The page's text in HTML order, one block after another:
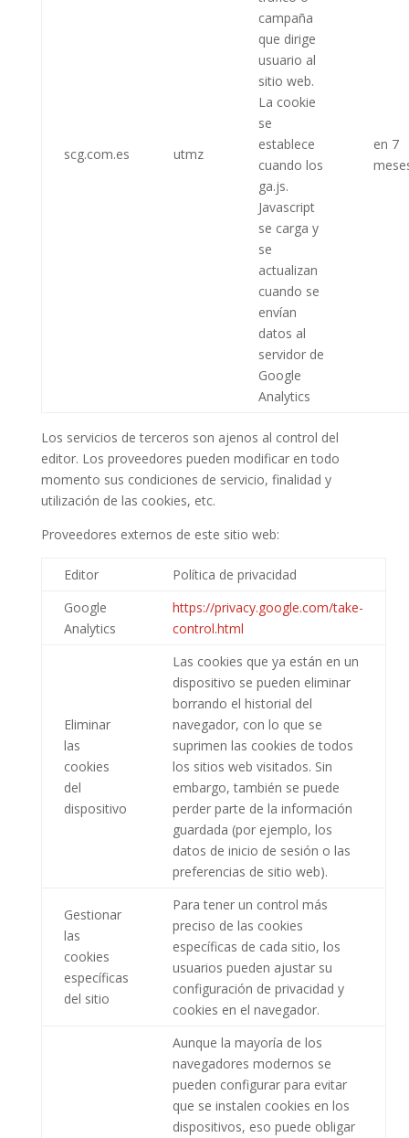
scg.com.es utmz
campaña
que dirige
usuario al
sitio web.
La cookie
se
establece
cuando los
ga.js.
Javascript
se carga y
se
actualizan
cuando se
envían
datos al
servidor de
Google
Analytics
en 7
Los servicios de terceros son ajenos al control del
editor. Los proveedores pueden modificar en todo
momento sus condiciones de servicio, finalidad y
utilización de las cookies, etc.
Proveedores externos de este sitio web:
Editor
Política de privacidad
Google
Analytics
https://privacy.google.com/take-
control.html
Eliminar
las
cookies
del
dispositivo
Las cookies que ya están en un
dispositivo se pueden eliminar
borrando el historial del
navegador, con lo que se
suprimen las cookies de todos
los sitios web visitados. Sin
embargo, también se puede
perder parte de la información
guardada (por ejemplo, los
datos de inicio de sesión o las
preferencias de sitio web).
Gestionar
las
cookies
específicas
del sitio
Para tener un control más
preciso de las cookies
específicas de cada sitio, los
usuarios pueden ajustar su
configuración de privacidad y
cookies en el navegador.
Aunque la mayoría de los
navegadores modernos se
pueden configurar para evitar
que se instalen cookies en los
dispositivos, eso puede obligar